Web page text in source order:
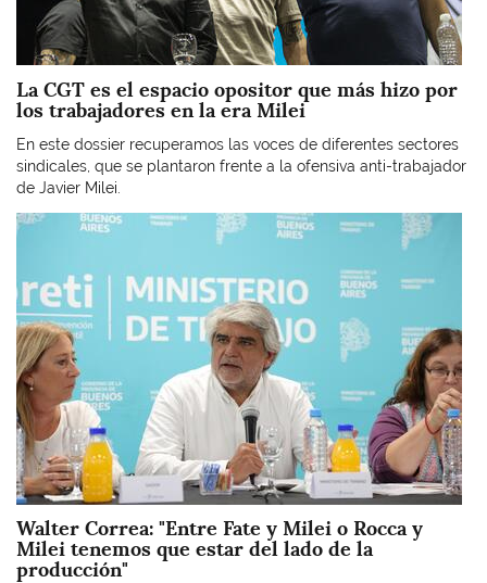
La CGT es el espacio opositor que más hizo por
los trabajadores en la era Milei
En este dossier recuperamos las voces de diferentes sectores
sindicales, que se plantaron frente a la ofensiva anti-trabajador
de Javier Milei.
Imagen
Walter Correa: "Entre Fate y Milei o Rocca y
Milei tenemos que estar del lado de la
producción"